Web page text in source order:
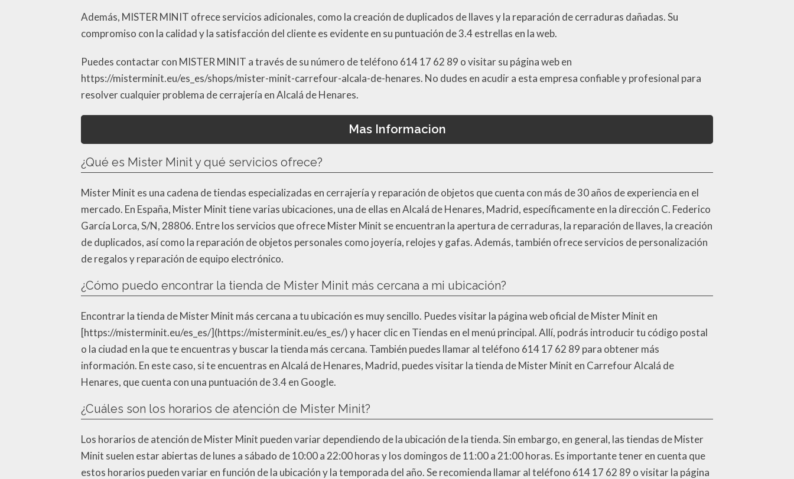
Además, MISTER MINIT ofrece servicios adicionales, como la creación de duplicados de llaves y la reparación de cerraduras dañadas. Su
compromiso con la calidad y la satisfacción del cliente es evidente en su puntuación de 3.4 estrellas en la web.
Puedes contactar con MISTER MINIT a través de su número de teléfono 614 17 62 89 o visitar su página web en
https://misterminit.eu/es_es/shops/mister-minit-carrefour-alcala-de-henares. No dudes en acudir a esta empresa confiable y profesional para
resolver cualquier problema de cerrajería en Alcalá de Henares.
Mas Informacion
¿Qué es Mister Minit y qué servicios ofrece?
Mister Minit es una cadena de tiendas especializadas en cerrajería y reparación de objetos que cuenta con más de 30 años de experiencia en el
mercado. En España, Mister Minit tiene varias ubicaciones, una de ellas en Alcalá de Henares, Madrid, específicamente en la dirección C. Federico
García Lorca, S/N, 28806. Entre los servicios que ofrece Mister Minit se encuentran la apertura de cerraduras, la reparación de llaves, la creación
de duplicados, así como la reparación de objetos personales como joyería, relojes y gafas. Además, también ofrece servicios de personalización
de regalos y reparación de equipo electrónico.
¿Cómo puedo encontrar la tienda de Mister Minit más cercana a mi ubicación?
Encontrar la tienda de Mister Minit más cercana a tu ubicación es muy sencillo. Puedes visitar la página web oficial de Mister Minit en
[https://misterminit.eu/es_es/](https://misterminit.eu/es_es/) y hacer clic en Tiendas en el menú principal. Allí, podrás introducir tu código postal
o la ciudad en la que te encuentras y buscar la tienda más cercana. También puedes llamar al teléfono 614 17 62 89 para obtener más
información. En este caso, si te encuentras en Alcalá de Henares, Madrid, puedes visitar la tienda de Mister Minit en Carrefour Alcalá de
Henares, que cuenta con una puntuación de 3.4 en Google.
¿Cuáles son los horarios de atención de Mister Minit?
Los horarios de atención de Mister Minit pueden variar dependiendo de la ubicación de la tienda. Sin embargo, en general, las tiendas de Mister
Minit suelen estar abiertas de lunes a sábado de 10:00 a 22:00 horas y los domingos de 11:00 a 21:00 horas. Es importante tener en cuenta que
estos horarios pueden variar en función de la ubicación y la temporada del año. Se recomienda llamar al teléfono 614 17 62 89 o visitar la página